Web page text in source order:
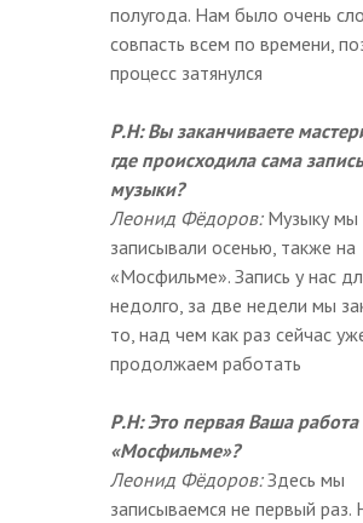
полугода. Нам было очень
совпасть всем по времени,
процесс затянулся
Р.Н: Вы заканчиваете
где происходила сама запись
музыки?
Леонид Фёдоров:Музыку мы
записывали осенью, также на
«Мосфильме». Запись у нас
недолго, за две недели мы
то, над чем как раз сейчас
продолжаем работать
Р.Н: Это первая Ваша работа
«Мосфильме»?
Леонид Фёдоров:Здесь мы
записываемся не первый раз.